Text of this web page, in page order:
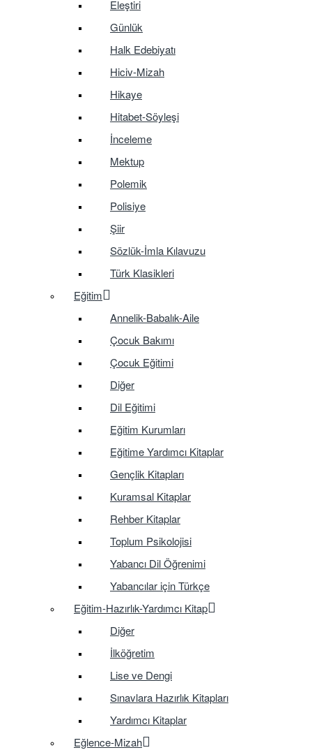
Eleştiri
Günlük
Halk Edebiyatı
Hiciv-Mizah
Hikaye
Hitabet-Söyleşi
İnceleme
Mektup
Polemik
Polisiye
Şiir
Sözlük-İmla Kılavuzu
Türk Klasikleri
Eğitim
Annelik-Babalık-Aile
Çocuk Bakımı
Çocuk Eğitimi
Diğer
Dil Eğitimi
Eğitim Kurumları
Eğitime Yardımcı Kitaplar
Gençlik Kitapları
Kuramsal Kitaplar
Rehber Kitaplar
Toplum Psikolojisi
Yabancı Dil Öğrenimi
Yabancılar için Türkçe
Eğitim-Hazırlık-Yardımcı Kitap
Diğer
İlköğretim
Lise ve Dengi
Sınavlara Hazırlık Kitapları
Yardımcı Kitaplar
Eğlence-Mizah